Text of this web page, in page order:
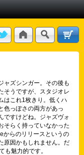
ャズシンガー。その後も
そうですが、スタジオレ
はこれ1枚きり。低くハ
色っぽさの両方があっ
ですけどね。ジャズヴォ
そらく持っていなかった
からのリリースというの
原因かもしれません。だ
魅力的です。